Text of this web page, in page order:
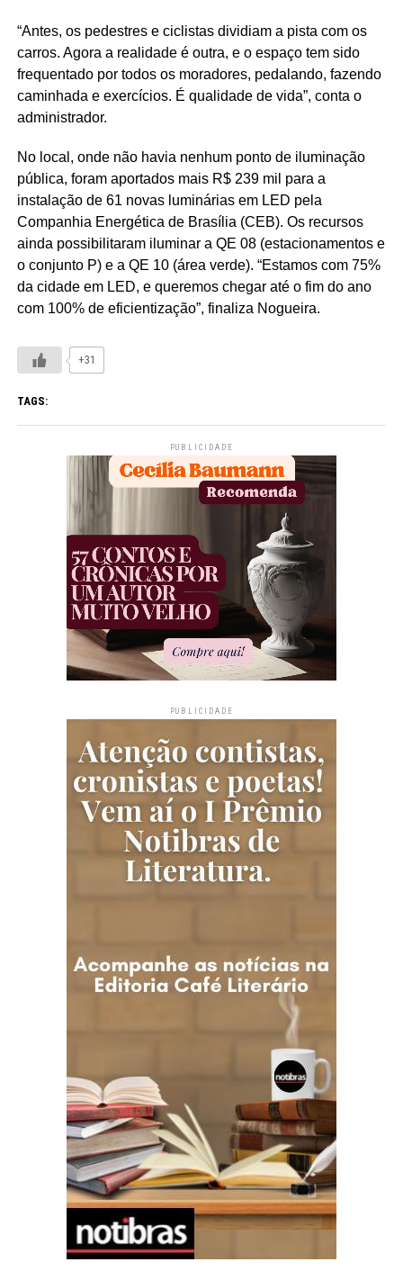
“Antes, os pedestres e ciclistas dividiam a pista com os
carros. Agora a realidade é outra, e o espaço tem sido
frequentado por todos os moradores, pedalando, fazendo
caminhada e exercícios. É qualidade de vida”, conta o
administrador.
No local, onde não havia nenhum ponto de iluminação
pública, foram aportados mais R$ 239 mil para a
instalação de 61 novas luminárias em LED pela
Companhia Energética de Brasília (CEB). Os recursos
ainda possibilitaram iluminar a QE 08 (estacionamentos e
o conjunto P) e a QE 10 (área verde). “Estamos com 75%
da cidade em LED, e queremos chegar até o fim do ano
com 100% de eficientização”, finaliza Nogueira.
+31
TAGS:
PUBLICIDADE
PUBLICIDADE